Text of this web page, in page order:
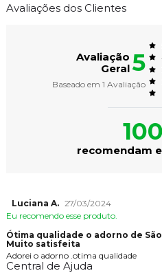
Avaliações dos Clientes
Avaliação
Geral5
Baseado em 1 Avaliação
recomendam
Luciana A. 27/03/2024
Eu recomendo esse produto.
Ótima qualidade o adorno de
Muito satisfeita
Adorei o adorno .otima qualidade
Central de Ajuda